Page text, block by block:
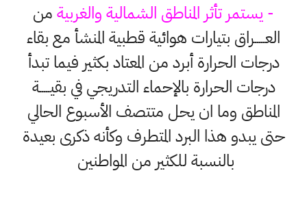
- يستمر تأثر المناطق الشمالية والغربيةمن
العـــــراق بتيارات هوائية قطبية المنشأ مع بقاء
درجات الحرارة أبرد من المعتاد بكثير فيما تبدأ
درجات الحرارة بالإحماء التدريجي في بقيـــــة
المناطق وما ان يحل متتصف الأسبوع الحالي
حتى يبدو هذا البرد المتطرف وكأنه ذكرى بعيدة
بالنسبة للكثير من المواطنين